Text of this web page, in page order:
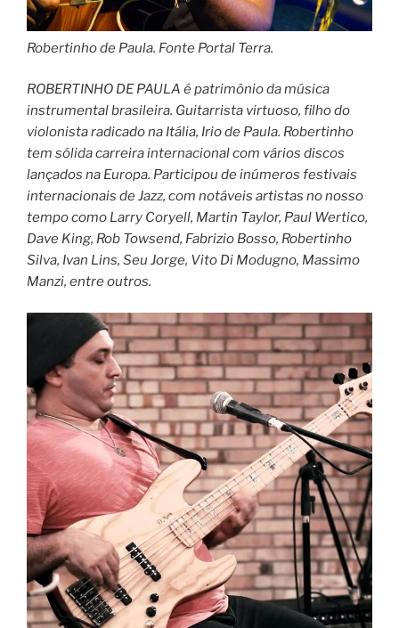
Robertinho de Paula. Fonte Portal Terra.
ROBERTINHO DE PAULA é patrimônio da música
instrumental brasileira. Guitarrista virtuoso, filho do
violonista radicado na Itália, Irio de Paula. Robertinho
tem sólida carreira internacional com vários discos
lançados na Europa. Participou de inúmeros festivais
internacionais de Jazz, com notáveis artistas no nosso
tempo como Larry Coryell, Martin Taylor, Paul Wertico,
Dave King, Rob Towsend, Fabrizio Bosso, Robertinho
Silva, Ivan Lins, Seu Jorge, Vito Di Modugno, Massimo
Manzi, entre outros.